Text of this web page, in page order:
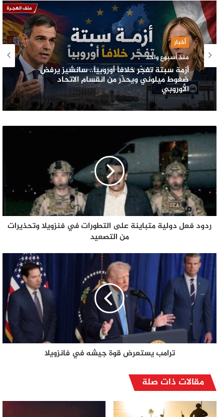
أخبار
منذ أسبوع واحد
أزمة سبتة تفجّر خلافاً أوروبياً.. سانشيز يرفض
ضغوط ميلوني ويحذّر من انقسام الاتحاد
الأوروبي
ردود فعل دولية متباينة على التطورات في فنزويلا وتحذيرات
من التصعيد
ترامب يستعرض قوة جيشه في فانزويلا
مقالات ذات صلة